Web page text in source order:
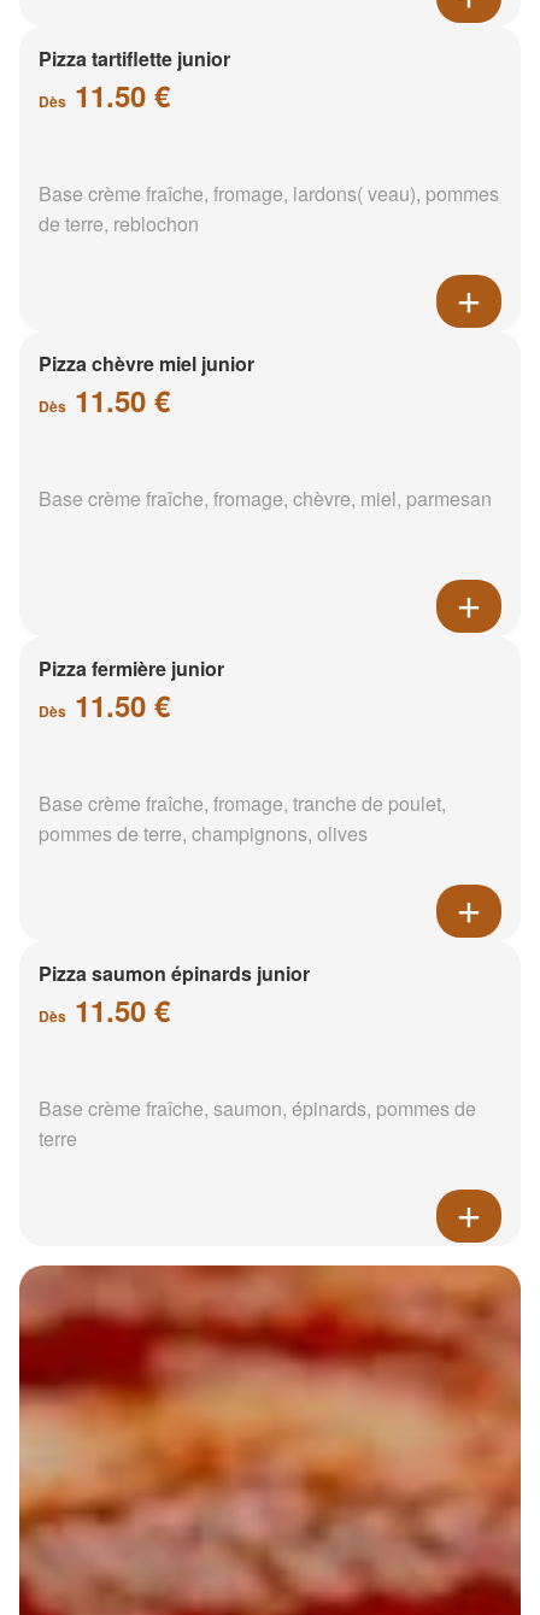
Pizza tartiflette junior
Dès 11.50 €
Base crème fraîche, fromage, lardons( veau), pommes
de terre, reblochon
Pizza chèvre miel junior
Dès 11.50 €
Base crème fraîche, fromage, chèvre, miel, parmesan
Pizza fermière junior
Dès 11.50 €
Base crème fraîche, fromage, tranche de poulet,
pommes de terre, champignons, olives
Pizza saumon épinards junior
Dès 11.50 €
Base crème fraîche, saumon, épinards, pommes de
terre